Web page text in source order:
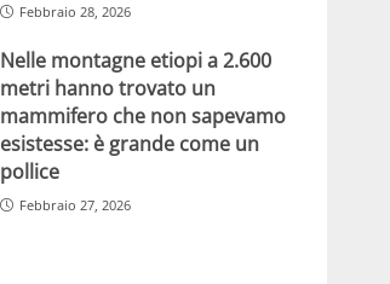
Febbraio 28, 2026
Nelle montagne etiopi a 2.600
metri hanno trovato un
mammifero che non sapevamo
esistesse: è grande come un
pollice
Febbraio 27, 2026